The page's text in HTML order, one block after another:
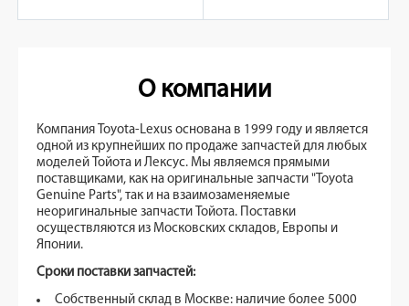
О компании
Компания Toyota-Lexus основана в 1999 году и является
одной из крупнейших по продаже запчастей для любых
моделей Тойота и Лексус. Мы являемся прямыми
поставщиками, как на оригинальные запчасти "Toyota
Genuine Parts", так и на взаимозаменяемые
неоригинальные запчасти Тойота. Поставки
осуществляются из Московских складов, Европы и
Японии.
Сроки поставки запчастей:
Собственный склад в Москве: наличие более 5000